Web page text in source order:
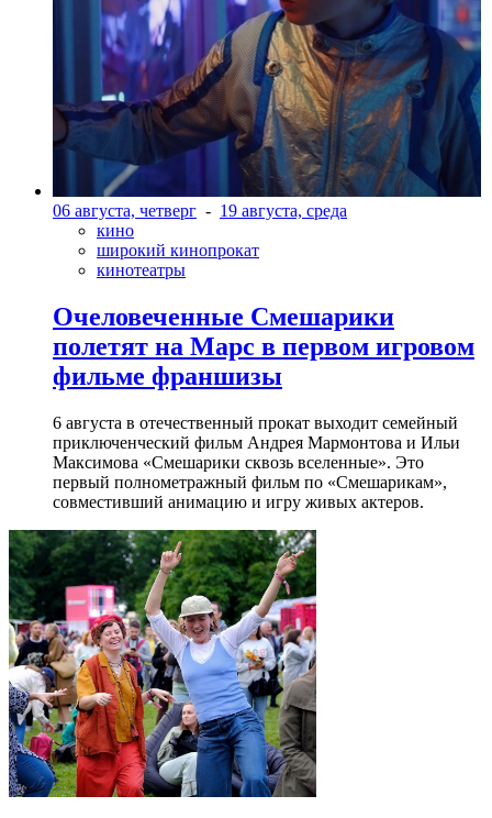
06 августа, четверг - 19 августа, среда
кино
широкий кинопрокат
кинотеатры
Очеловеченные Смешарики
полетят на Марс в первом игровом
фильме франшизы
6 августа в отечественный прокат выходит семейный
приключенческий фильм Андрея Мармонтова и Ильи
Максимова «Смешарики сквозь вселенные». Это
первый полнометражный фильм по «Смешарикам»,
совместивший анимацию и игру живых актеров.